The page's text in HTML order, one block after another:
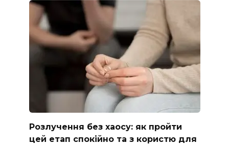
Розлучення без хаосу: як пройти
цей етап спокійно та з користю для